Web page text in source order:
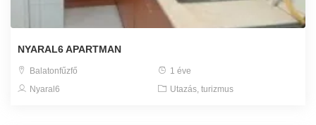
NYARAL6 APARTMAN
Balatonfűzfő
1 éve
Nyaral6
Utazás, turizmus